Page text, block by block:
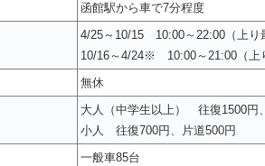
函館駅から車で7分程度
4/25～10/15 10:00～22:00（上り
10/16～4/24※ 10:00～21:00（上
無休
大人（中学生以上） 往復1500円
小人 往復700円、片道500円
一般車85台